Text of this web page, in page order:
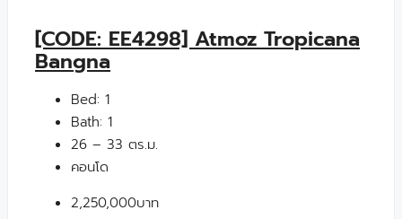
[CODE: EE4298] Atmoz Tropicana
Bangna
Bed: 1
Bath: 1
26 – 33 ตร.ม.
คอนโด
2,250,000บาท